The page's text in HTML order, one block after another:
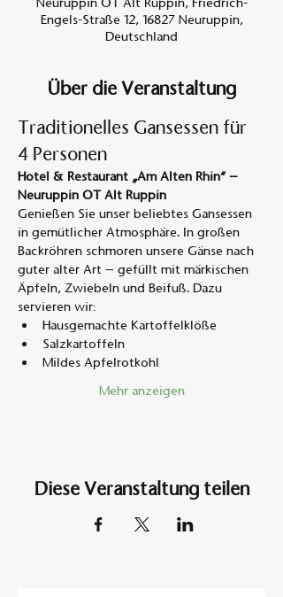
Engels-Straße 12, 16827 Neuruppin,
Deutschland
Über die Veranstaltung
Traditionelles Gansessen für
4 Personen
Hotel & Restaurant „Am Alten Rhin“ –
Neuruppin OT Alt Ruppin
Genießen Sie unser beliebtes Gansessen
in gemütlicher Atmosphäre. In großen
Backröhren schmoren unsere Gänse nach
guter alter Art – gefüllt mit märkischen
Äpfeln, Zwiebeln und Beifuß. Dazu
servieren wir:
Hausgemachte Kartoffelklöße
Salzkartoffeln
Mildes Apfelrotkohl
Mehr anzeigen
Diese Veranstaltung teilen